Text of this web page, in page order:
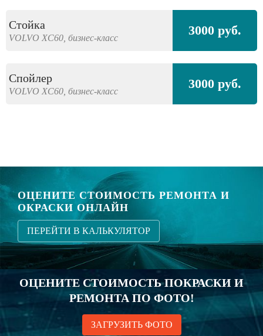
Стойка
VOLVO XC60, бизнес-класс 3000 руб.
Спойлер
VOLVO XC60, бизнес-класс 3000 руб.
ОЦЕНИТЕ СТОИМОСТЬ РЕМОНТА И
ОКРАСКИ ОНЛАЙН
ПЕРЕЙТИ В КАЛЬКУЛЯТОР
ОЦЕНИТЕ СТОИМОСТЬ ПОКРАСКИ И
РЕМОНТА ПО ФОТО!
ЗАГРУЗИТЬ ФОТО